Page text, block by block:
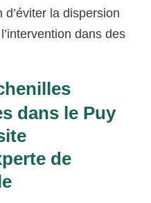
la dispersion
dans des
dans le Puy
de